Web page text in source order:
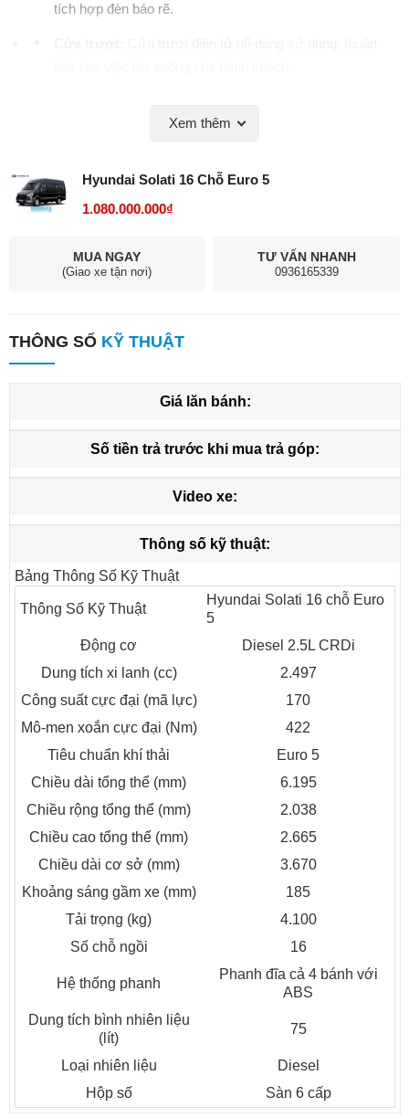
tích hợp đèn báo rẽ.
Nội thất của Hyundai Solati 16 chỗ Euro 5 được thiết kế rộng rãi
Ghế bọc da cao cấp, có thể điều chỉnh, mang
lại sự thoải mái tối đa cho hành khách.
Hệ thống điều hòa:
Hệ thống điều hòa không khí mạnh
Bảng điều khiển:
Bảng điều khiển hiện đại, dễ sử dụng
Hệ thống giải trí: Trang bị màn hình DVD, hệ thống âm
thanh chất lượng cao, giúp hành khách thư giãn trong
Động cơ và hiệu suất
Động cơ:Diesel 2.5L CRDi, sản sinh công suất 170 mã
Xem thêm
Hyundai Solati 16 Chỗ Euro 5
1.080.000.000₫
MUA NGAY
(Giao xe tận nơi)
TƯ VẤN NHANH
0936165339
THÔNG SỐ KỸ THUẬT
Giá lăn bánh:
Số tiền trả trước khi mua trả góp:
Video xe:
Thông số kỹ thuật:
Bảng Thông Số Kỹ Thuật
Thông Số Kỹ Thuật
Hyundai Solati 16 chỗ Euro
5
Động cơ
Diesel 2.5L CRDi
Dung tích xi lanh (cc)
2.497
Công suất cực đại (mã lực)
170
Mô-men xoắn cực đại (Nm)
422
Tiêu chuẩn khí thải
Euro 5
Chiều dài tổng thể (mm)
6.195
Chiều rộng tổng thể (mm)
2.038
Chiều cao tổng thể (mm)
2.665
Chiều dài cơ sở (mm)
3.670
Khoảng sáng gầm xe (mm)
185
Tải trọng (kg)
4.100
Số chỗ ngồi
16
Hệ thống phanh
Phanh đĩa cả 4 bánh với
ABS
Dung tích bình nhiên liệu
(lít)
75
Loại nhiên liệu
Diesel
Hộp số
Sàn 6 cấp